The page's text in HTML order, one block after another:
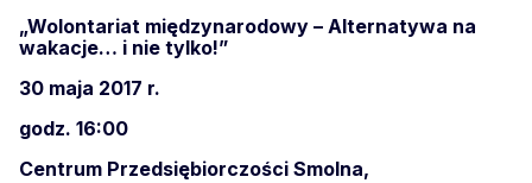
„Wolontariat międzynarodowy – Alternatywa na
wakacje… i nie tylko!”
30 maja 2017 r.
godz. 16:00
Centrum Przedsiębiorczości Smolna,